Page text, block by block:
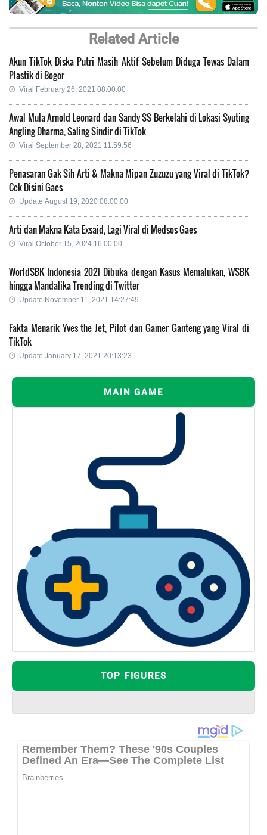
Related Article
Akun TikTok Diska Putri Masih Aktif Sebelum Diduga Tewas Dalam
Plastik di Bogor
Viral|February 26, 2021 08:00:00
Awal Mula Arnold Leonard dan Sandy SS Berkelahi di Lokasi Syuting
Angling Dharma, Saling Sindir di TikTok
Viral|September 28, 2021 11:59:56
Penasaran Gak Sih Arti & Makna Mipan Zuzuzu yang Viral di TikTok?
Cek Disini Gaes
Update|August 19, 2020 08:00:00
Arti dan Makna Kata Exsaid, Lagi Viral di Medsos Gaes
Viral|October 15, 2024 16:00:00
WorldSBK Indonesia 2021 Dibuka dengan Kasus Memalukan, WSBK
hingga Mandalika Trending di Twitter
Update|November 11, 2021 14:27:49
Fakta Menarik Yves the Jet, Pilot dan Gamer Ganteng yang Viral di
TikTok
Update|January 17, 2021 20:13:23
MAIN GAME
TOP FIGURES